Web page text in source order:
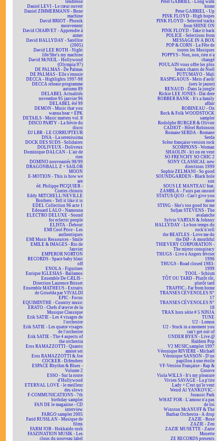
tendresse
Daniel LEVI - Le cœur ouvert
Daniel ZIMMERMANN - Bone
machine
David BRIOT - Phonik
mouvement
David CHARVET - Apprendre à
aimer
David HALLYDAY - Satellite
(2005)
David LEE ROTH - Night
life/She's my machine
David McNEIL - Hollywood
(Olympia 97)
DE PALMAS - De Palmas
DE PALMAS - Elle s'ennuie
DECCA - Highlights 1997-98
DECCA release programme
autumn 89
DELABEL Actualités
novembre 95 janvier 96
DELABEL été 99
DEMON - Music that you
wanna hear + EPK
DETAILS - Music matters vol. 8
DISCO PARTY - La fièvre du
disco
DJ LBR - LE CORRUPTEUR
DNA - La serenissima
DOCK DES SUDS - Solidaires
DOLIVEUX - Doliveux
Dominique DALCAN - L'air de
rien
DOMINO nouveautés 98/99
DRAGONBALL Z + SAILOR
MOON
E-MOTION - This is how we
are
éd. Philippe PICQUIER -
Contes chinois
Eddy MITCHELL/NEVILLE
Brothers - Tell it like it is
EDEL Collection 96 acte 1
Edouard LALO - Namouna
ELECTRO DELUXE - Sound
for eclectic people
ELISTA - Debout
EMI Cool Price - Les
authentiques
EMI Music Ressources - Smile
EMILE & IMAGES - Rio de
Janvier
EMPEROR NORTON
RECORDS - Space baby blast
off
ENOLA - Figurines
Enrique IGLESIAS - Bailamos
Ensemble De CÆLIS -
Direction Laurence Brisset
Ensemble MATHEUS - Extraits
de Griselda par VIVALDI
EPIC - Focus
EQUIMINTHE - Country music
ERATO - Chefs d'œuvre de la
Musique Classique
Erik SATIE - Les 4 visages de
l'orchestre
Erik SATIE - Les quatre visages
de l'orchestre
Erik SATIE - The 4 aspects of
the orchestra
Eros RAMAZZOTTI - Quanto
amore sei
Eros RAMAZZOTTI & Joe
COCKER - Difendero
ESPACE Rhythm & Blues -
Volume 2
ESSO - Sur la route
d'Hollywood
ETERNAL LOVE - le meilleur
des slows
F-COMMUNICATIONS - 7th
birthday sampler
FAN DE le magazine - CD
interview
FARGO sampler 2005
Farid RUSSLAN - Musique de
films
FARM JOB - Hokkaïdo rush
FASZINATION MUSIK - Les
clous du nouveau label
Peter GABRIEL - Long walk
home
Peter GABRIEL - Up
PINK FLOYD - High hopes
PINK FLOYD - Selected tracks
from SHINE ON
PINK FLOYD - Take it back
POLICE - Selections from
MESSAGE IN A BOX
POP & CORN - La Fête de
toutes les Musiques
POPPYS - Non, non, rien n'a
changé
POULAIN vous offre les plus
beaux chants de Noël
PUTUMAYO - Mali
RASPIGAOUS - Mois d'août
(sers le jaune)
RENAUD - Dans la jungle
Rickie LEE JONES - Dat dere
ROBBER BANK - It's a family
affair
ROBINEAU - On
Rock & Folk WOODSTOCK
sampler
Rodolphe BURGER & Olivier
CADIOT - Hôtel Robinson
Romane SERDA - Romane
Serda
Scène française version rock
SCORPIONS - Woman
SHAOLIN - Ici on en veut
SO FRENCHY SO CHIC 2
SONY CLASSICAL new
directions 1999
Sophie ZELMANI - So good
SOUNDGARDEN - Black hole
sun
SOUS LE MANTEAU feat.
ZAMBLA - J'suis pas rassuré
STATUS QUO - Can't give you
more
STING - She's too good for me
Sufjan STEVENS - The
avalanche
Sylvie VARTAN & Johnny
HALLYDAY - Le bon temps du
rock'n'roll
the BEATLES - Love me do
the DØ - A mouthful
THIEVERY CORPORATION -
The mirror conspiracy
THUGS - Live à Angers février
1996
THUGS - Road closed 1983-
1999
TOOL - Schism
TÔT OU TARD - Plutôt tôt,
plutôt tard
TRAFFIC - Far from home
TRANSES CÉVENOLES N°
17
TRANSES CÉVENOLES N°
18
TRAX hors série # 5 NINJA
TUNE
U2 - Lemon
U2 - Stuck in a moment you
can't get out of
UNDER BYEN - Live @
Haldern Pop
V2 MUSIC sampler 1997
Véronique RIVIÈRE - Michaël
Véronique SANSON - D'un
papillon à une étoile
VF-Version Française - Rap &
Groove
Viola WILLS - It's my pleasure
Vivien SAVAGE - La p'tite
Lady + C'est qu'le vent
Weird Al YANKOVIC -
Jurassic Park
WHAT FOR - L'amour n'a pas
de loi
Winston McANUFF & The
Bazbaz Orchestra - A drop
ZAZIE - Rose
ZAZIE - Zen
ZAZIE MUSETTE - Zazie
Musette
ZE RECORDS presents